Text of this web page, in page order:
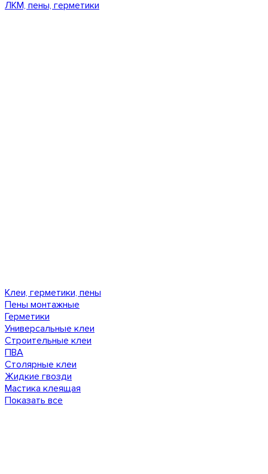
ЛКМ, пены, герметики
Клеи, герметики, пены
Пены монтажные
Герметики
Универсальные клеи
Строительные клеи
ПВА
Столярные клеи
Жидкие гвозди
Мастика клеящая
Показать все